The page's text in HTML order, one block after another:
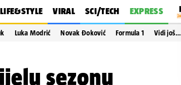
LIFE&STYLE VIRAL SCI/TECH EXPRESS
Luka Modrić Novak Đoković Formula 1 Vidi još…
sezonu